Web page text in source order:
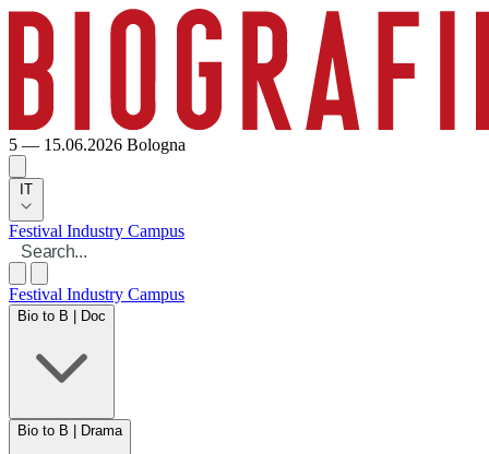
5 — 15.06.2026 Bologna
IT
Festival Industry Campus
Festival Industry Campus
Bio to B | Doc
Bio to B | Drama